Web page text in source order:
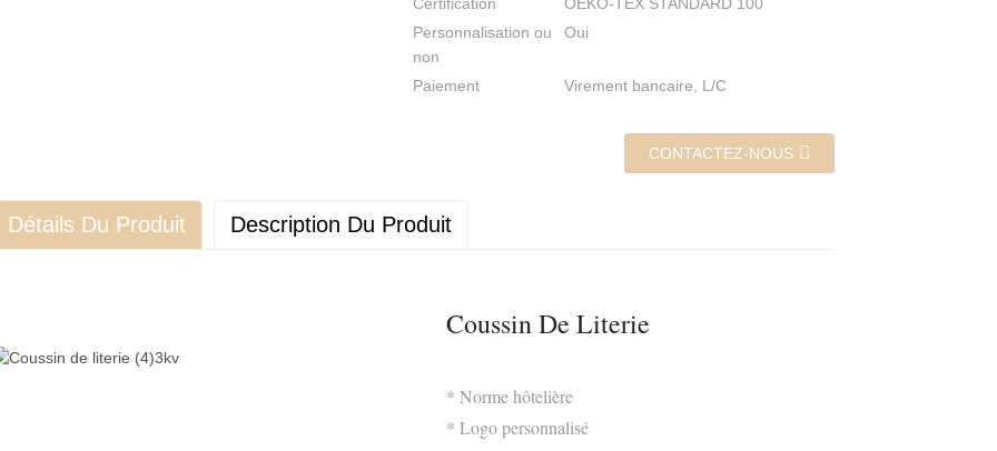
Personnalisation ou
non
Oui
Paiement Virement bancaire, L/C
CONTACTEZ-NOUS
Détails Du Produit Description Du Produit
Coussin De Literie
* Norme hôtelière
* Logo personnalisé